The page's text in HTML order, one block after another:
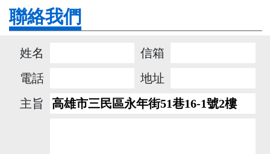
聯絡我們
姓名
信箱
電話
地址
主旨